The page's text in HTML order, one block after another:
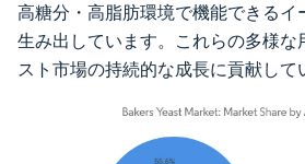
高糖分・高脂肪環境で機能できるイ
生み出しています。これらの多様な
スト市場の持続的な成長に貢献して